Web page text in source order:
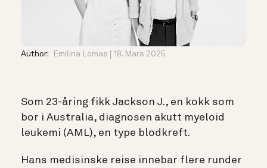
Author: Emilina Lomas 18. Mars 2025
Som 23-åring fikk Jackson J., en kokk som
bor i Australia, diagnosen akutt myeloid
leukemi (AML), en type blodkreft.
Hans medisinske reise innebar flere runder